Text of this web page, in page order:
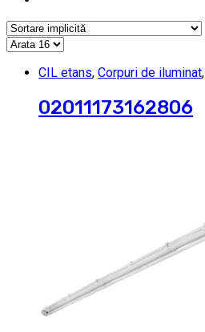
CIL etans, Corpuri de iluminat,
02011173162806